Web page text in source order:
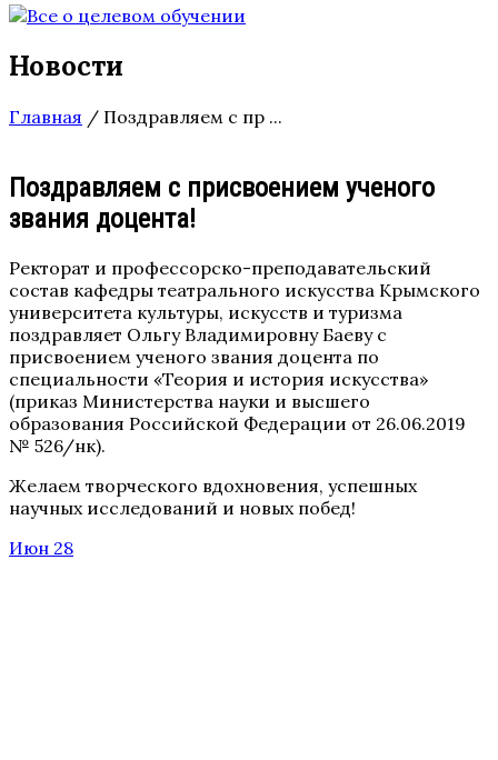
Новости
Главная / Поздравляем с пр ...
Поздравляем с присвоением ученого
звания доцента!
Ректорат и профессорско-преподавательский
состав кафедры театрального искусства Крымского
университета культуры, искусств и туризма
поздравляет Ольгу Владимировну Баеву с
присвоением ученого звания доцента по
специальности «Теория и история искусства»
(приказ Министерства науки и высшего
образования Российской Федерации от 26.06.2019
№ 526/нк).
Желаем творческого вдохновения, успешных
научных исследований и новых побед!
Июн 28